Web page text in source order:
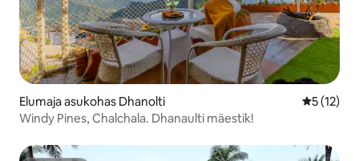
Elumaja asukohas Dhanolti
5 (12)
Windy Pines, Chalchala. Dhanaulti mäestik!